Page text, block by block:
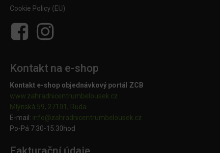
Cookie Policy (EU)
Kontakt na e-shop
Kontakt e-shop objednávkový portál ZCB
www.zahradnicentrumbelousek.cz
Mlýnská 59, 27101, Ruda
E-mail: info@zahradnicentrumbelousek.cz
Po-Pá 7:30-15:30hod